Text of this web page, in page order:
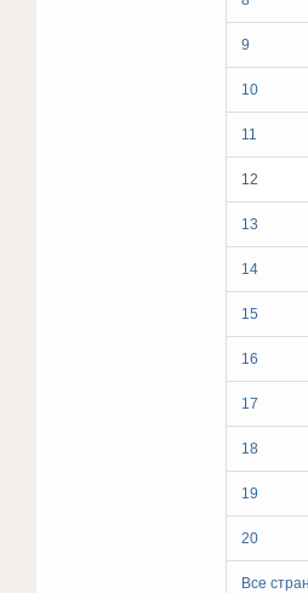
9
10
11
12
13
14
15
16
17
18
19
20
Все